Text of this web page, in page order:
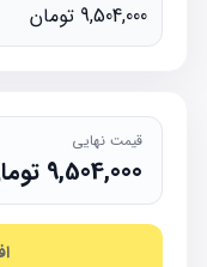
9,504,000 تومان
قیمت نهایی
9,504,000